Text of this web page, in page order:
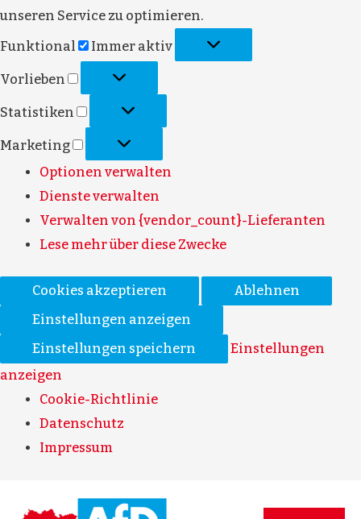
unseren Service zu optimieren.
Funktional
Immer aktiv
Vorlieben
Statistiken
Marketing
Optionen verwalten
Dienste verwalten
Verwalten von {vendor_count}-Lieferanten
Lese mehr über diese Zwecke
Cookies akzeptieren
Ablehnen
Einstellungen anzeigen
Einstellungen speichern
Einstellungen
anzeigen
Cookie-Richtlinie
Datenschutz
Impressum